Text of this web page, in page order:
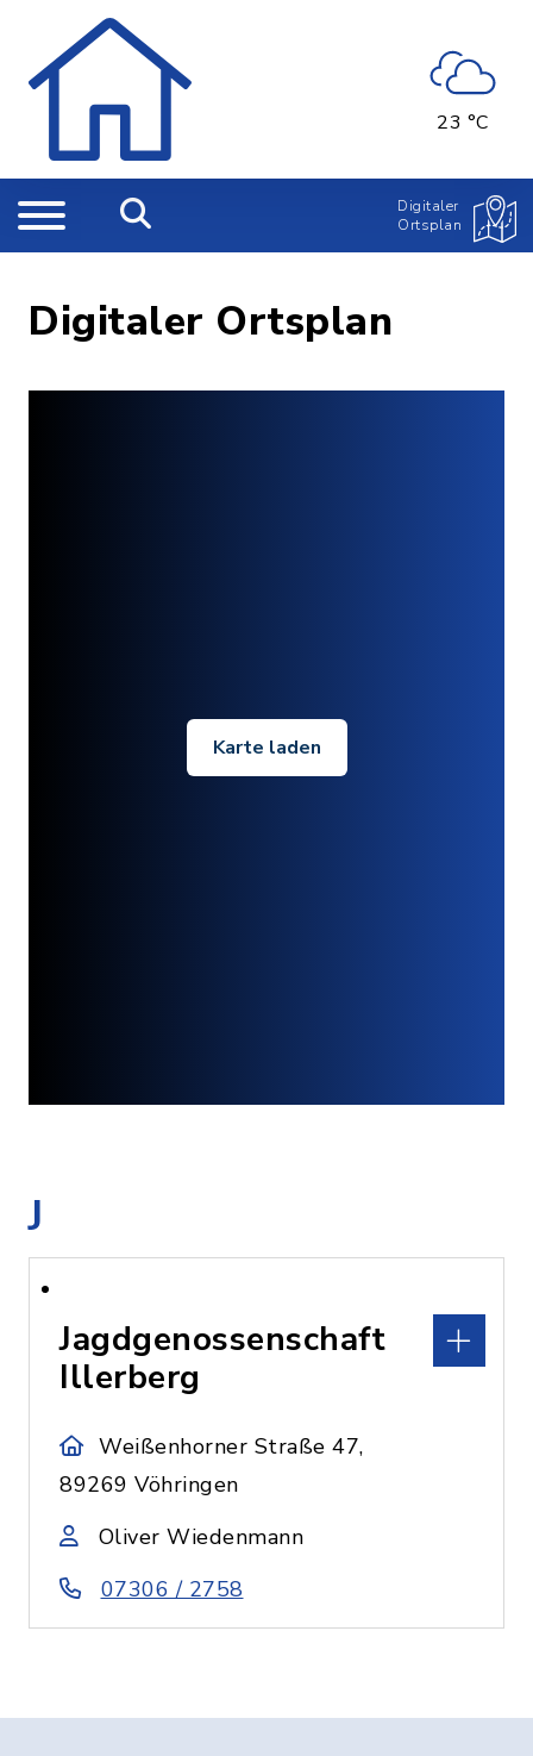
23 °C
Digitaler
Ortsplan
Digitaler Ortsplan
Karte laden
J
Jagdgenossenschaft
Illerberg
Weißenhorner Straße 47,
89269 Vöhringen
Oliver Wiedenmann
07306 / 2758